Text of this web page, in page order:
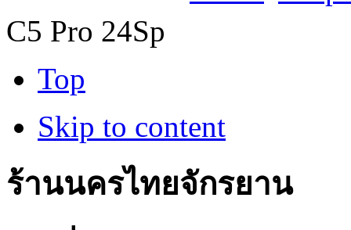
C5 Pro 24Sp
Top
Skip to content
ร้านนครไทยจักรยาน